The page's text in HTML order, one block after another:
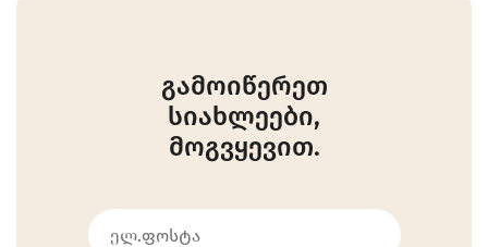
გამოიწერეთ
სიახლეები,
მოგვყევით.